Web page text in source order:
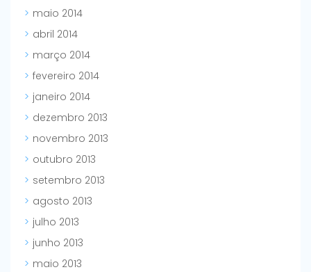
maio 2014
abril 2014
março 2014
fevereiro 2014
janeiro 2014
dezembro 2013
novembro 2013
outubro 2013
setembro 2013
agosto 2013
julho 2013
junho 2013
maio 2013